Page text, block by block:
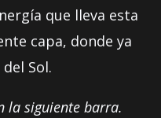
que lleva esta
capa, donde ya
Sol.
la siguiente barra.